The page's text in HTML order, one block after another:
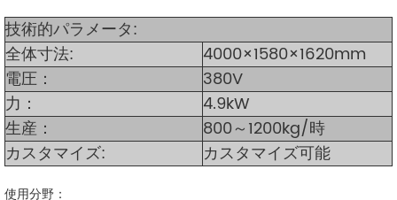
技術的パラメータ:
全体寸法:
4000×1580×1620mm
電圧：
380V
力：
4.9kW
生産：
800～1200kg/時
カスタマイズ:
カスタマイズ可能
使用分野：